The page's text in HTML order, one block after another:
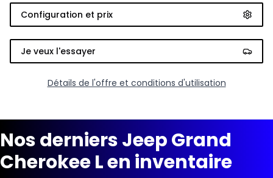
Configuration et prix
Je veux l'essayer
Détails de l'offre et conditions d'utilisation
Nos derniers Jeep Grand
Cherokee L en inventaire